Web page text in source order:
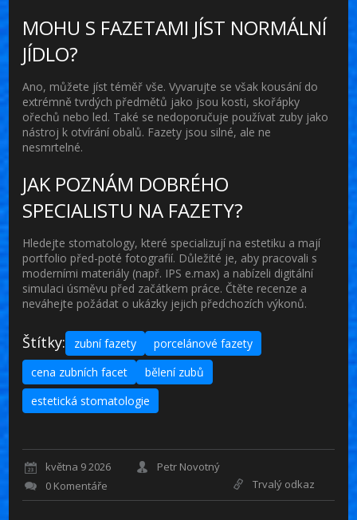
MOHU S FAZETAMI JÍST NORMÁLNÍ
JÍDLO?
Ano, můžete jíst téměř vše. Vyvarujte se však kousání do
extrémně tvrdých předmětů jako jsou kosti, skořápky
ořechů nebo led. Také se nedoporučuje používat zuby jako
nástroj k otvírání obalů. Fazety jsou silné, ale ne
nesmrtelné.
JAK POZNÁM DOBRÉHO
SPECIALISTU NA FAZETY?
Hledejte stomatology, které specializují na estetiku a mají
portfolio před-poté fotografií. Důležité je, aby pracovali s
moderními materiály (např. IPS e.max) a nabízeli digitální
simulaci úsměvu před začátkem práce. Čtěte recenze a
neváhejte požádat o ukázky jejich předchozích výkonů.
Štítky: zubní fazety
porcelánové fazety
cena zubních facet
bělení zubů
estetická stomatologie
května 9 2026
Petr Novotný
0 Komentáře
Trvalý odkaz